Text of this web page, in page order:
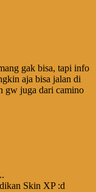
gak bisa, tapi info
aja bisa jalan di
gw juga dari camino
Skin XP :d